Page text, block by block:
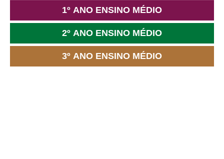
1º ANO ENSINO MÉDIO
2º ANO ENSINO MÉDIO
3º ANO ENSINO MÉDIO